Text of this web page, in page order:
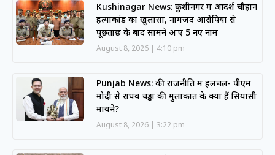
Kushinagar News: कुशीनगर में आदर्श चौहान
हत्याकांड का खुलासा, नामजद आरोपियों से
पूछताछ के बाद सामने आए 5 नए नाम
August 8, 2026 4:10 pm
Punjab News: की राजनीति में हलचल- पीएम
मोदी से राघव चड्ढा की मुलाकात के क्या हैं सियासी
मायने?
August 8, 2026 3:22 pm